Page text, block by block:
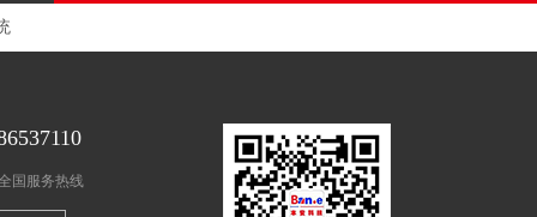
国服务热线